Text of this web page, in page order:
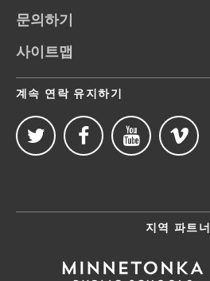
문의하기
사이트맵
계속 연락 유지하기
지역 파트너